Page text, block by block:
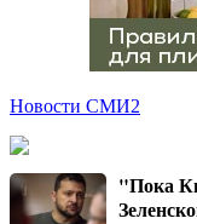
Новости СМИ2
"Пока